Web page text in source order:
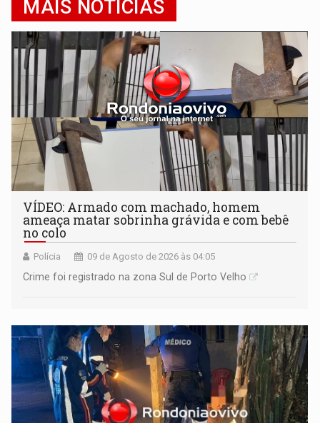
MAIS NOTÍCIAS
VÍDEO: Armado com machado, homem
ameaça matar sobrinha grávida e com bebê
no colo
Polícia 09 de Agosto de 2026 às 04:05
Crime foi registrado na zona Sul de Porto Velho